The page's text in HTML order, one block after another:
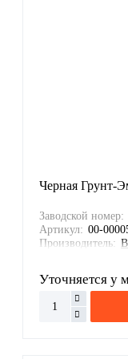
Черная Грунт-
Заводской номер:
Артикул: 00-
Производитель:
Уточняется у